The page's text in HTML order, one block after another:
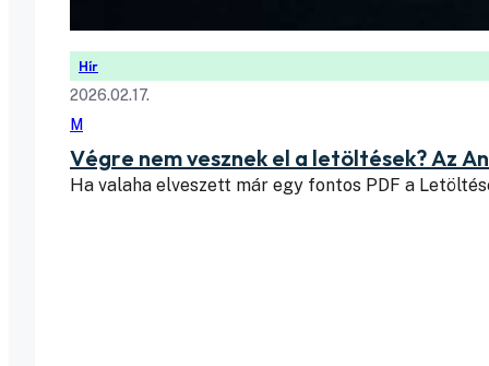
Hír
2026.02.17.
M
Végre nem vesznek el a letöltések? Az
Ha valaha elveszett már egy fontos PDF a